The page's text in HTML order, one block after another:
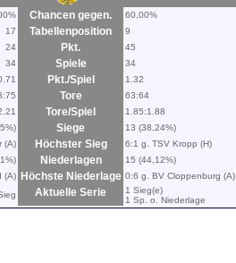
Chancen gegen.
60,00%
17
Tabellenposition
9
24
Pkt.
45
34
Spiele
34
Pkt./Spiel
1.32
Tore
63:64
Tore/Spiel
1.85:1.88
Siege
13 (38,24%)
(A)
Höchster Sieg
6:1 g. TSV Kropp (H)
Niederlagen
15 (44,12%)
(A) Höchste Niederlage 0:6 g. BV Cloppenburg (A)
Aktuelle Serie
1 Sieg(e)
1 Sp. o. Niederlage